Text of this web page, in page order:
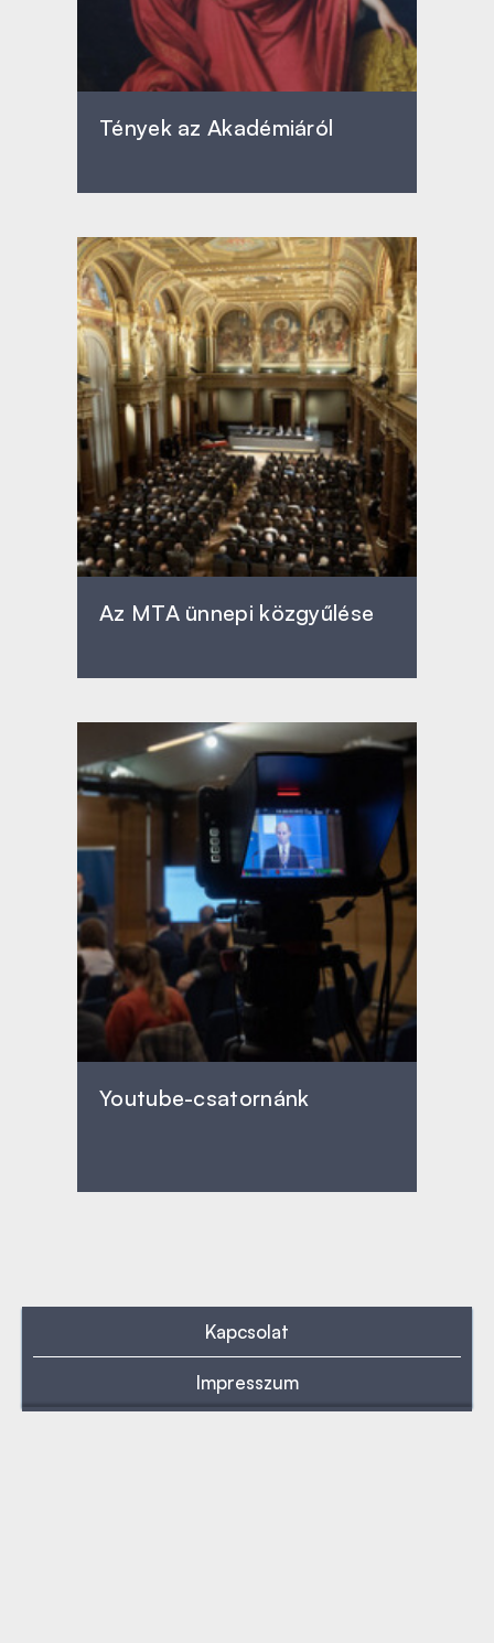
Tények az Akadémiáról
Az MTA ünnepi közgyűlése
Youtube-csatornánk
Kapcsolat
Impresszum